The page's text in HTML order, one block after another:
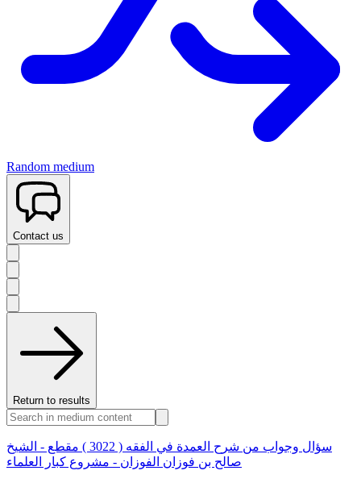
Random medium
Contact us
Return to results
سؤال وجواب من شرح العمدة في الفقه ( 3022 ) مقطع - الشيخ
صالح بن فوزان الفوزان - مشروع كبار العلماء